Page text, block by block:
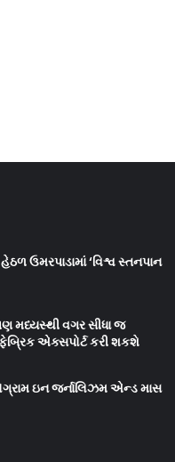
ઉમરપાડામાં ‘વિશ્વ સ્તનપાન
મધ્યસ્થી વગર સીધા જ
એક્સપોર્ટ કરી શકશે
ઇન જર્નાલિઝમ એન્ડ માસ